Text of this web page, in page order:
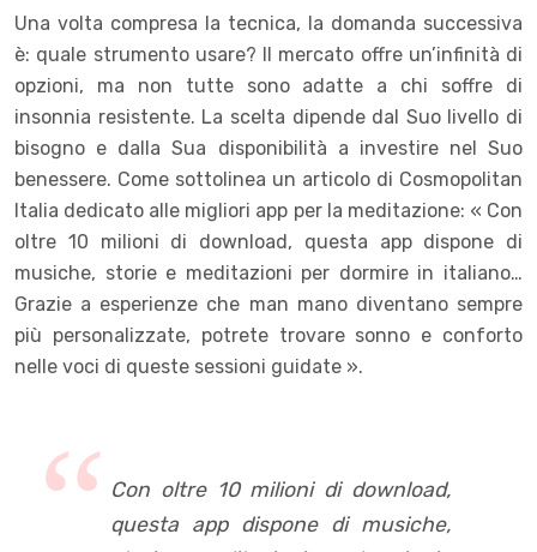
Una volta compresa la tecnica, la domanda successiva
è: quale strumento usare? Il mercato offre un’infinità di
opzioni, ma non tutte sono adatte a chi soffre di
insonnia resistente. La scelta dipende dal Suo livello di
bisogno e dalla Sua disponibilità a investire nel Suo
benessere. Come sottolinea un articolo di Cosmopolitan
Italia dedicato alle migliori app per la meditazione: « Con
oltre 10 milioni di download, questa app dispone di
musiche, storie e meditazioni per dormire in italiano…
Grazie a esperienze che man mano diventano sempre
più personalizzate, potrete trovare sonno e conforto
nelle voci di queste sessioni guidate ».
Con oltre 10 milioni di download,
questa app dispone di musiche,